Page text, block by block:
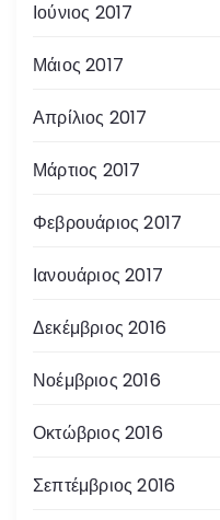
Ιούνιος 2017
Μάιος 2017
Απρίλιος 2017
Μάρτιος 2017
Φεβρουάριος 2017
Ιανουάριος 2017
Δεκέμβριος 2016
Νοέμβριος 2016
Οκτώβριος 2016
Σεπτέμβριος 2016